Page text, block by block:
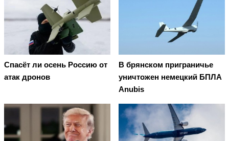
Спасёт ли осень Россию от
атак дронов
В брянском приграничье
уничтожен немецкий БПЛА
Anubis